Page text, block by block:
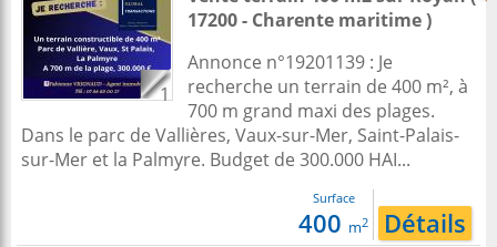
1
17200 - Charente maritime )
Annonce n°19201139 : Je
recherche un terrain de 400 m², à
700 m grand maxi des plages.
Dans le parc de Vallières, Vaux-sur-Mer, Saint-Palais-
sur-Mer et la Palmyre. Budget de 300.000 HAI...
Surface
400 m2 Détails